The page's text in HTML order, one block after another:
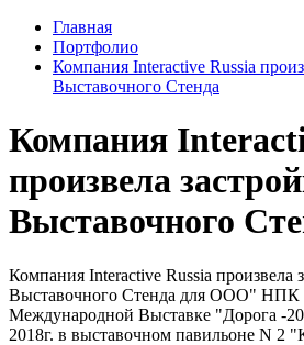
Главная
Портфолио
Компания Interactive Russia
Выставочного Стенда
Компания
произвела
Выставочного
Компания Interactive Russia произвела
Выставочного Стенда для ООО"
Международной Выставке "Дорога -
2018г. в выставочном павильоне N 2